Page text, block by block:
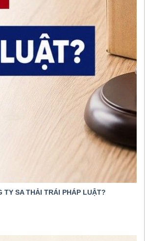
TY SA THẢI TRÁI PHÁP LUẬT?